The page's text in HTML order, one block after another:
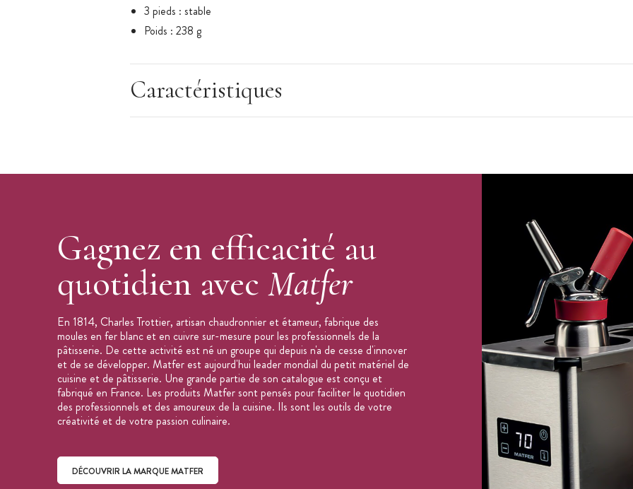
3 pieds : stable
Poids : 238 g
Caractéristiques
Gagnez en efficacité au
quotidien avec Matfer
En 1814, Charles Trottier, artisan chaudronnier et étameur, fabrique des
moules en fer blanc et en cuivre sur-mesure pour les professionnels de la
pâtisserie. De cette activité est né un groupe qui depuis n'a de cesse d'innover
et de se développer. Matfer est aujourd'hui leader mondial du petit matériel de
cuisine et de pâtisserie. Une grande partie de son catalogue est conçu et
fabriqué en France. Les produits Matfer sont pensés pour faciliter le quotidien
des professionnels et des amoureux de la cuisine. Ils sont les outils de votre
créativité et de votre passion culinaire.
DÉCOUVRIR LA MARQUE MATFER